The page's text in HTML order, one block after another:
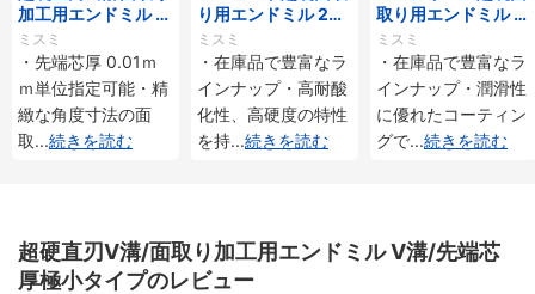
加工用エンドミル 2
枚刃/V溝/先端芯厚
指定タイプ
ミスミ
・先端芯厚 0.01ｍ
ｍ単位指定可能・精
緻な角度寸法の面
取...続きを読む
り用エンドミル 2枚
刃
ミスミ
・在庫品で豊富なラ
インナップ・高耐酸
化性、高硬度の特性
を持...続きを読む
取り用エンドミル 2
枚刃
ミスミ
・在庫品で豊富なラ
インナップ・潤滑性
に優れたコーティン
グで...続きを読む
超硬直刃V溝/面取り加工用エンドミル V溝/先端芯
厚極小タイプのレビュー